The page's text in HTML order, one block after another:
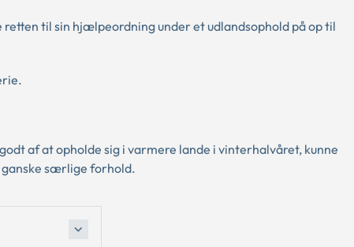
til sin hjælpeordning under et udlandsophold på op til
af at opholde sig i varmere lande i vinterhalvåret, kunne
særlige forhold.